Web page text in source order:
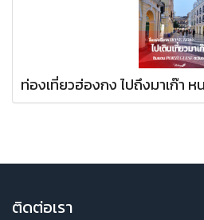
ท่องเที่ยวฮ่องกง ไปถึงมาเก๊า ห
ติดต่อเรา